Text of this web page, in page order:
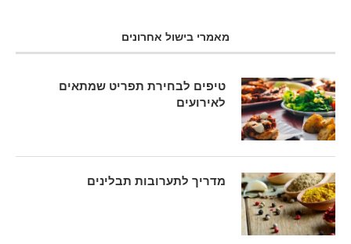
מאמרי בישול אחרונים
טיפים לבחירת תפריט שמתאים
לאירועים
מדריך לתערובות תבלינים